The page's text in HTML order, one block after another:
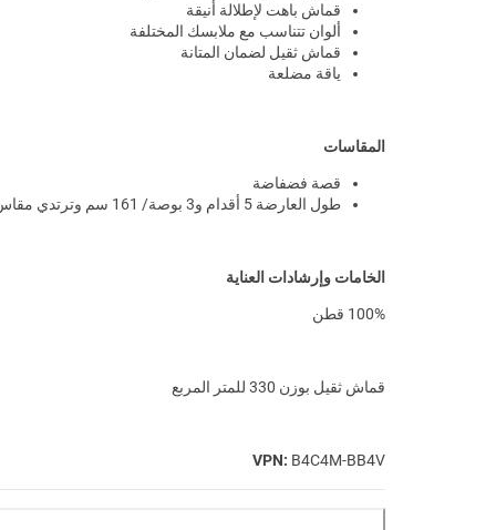
قماش باهت لإطلالة أنيقة
ألوان تتناسب مع ملابسك المختلفة
قماش ثقيل لضمان المتانة
ياقة مضلعة
المقاسات
قصة فضفاضة
طول العارضة 5 أقدام و3 بوصة/ 161 سم وترتدي مقاس S
الخامات وإرشادات العناية
100% قطن
قماش ثقيل بوزن 330 للمتر المربع
VPN: B4C4M-BB4V